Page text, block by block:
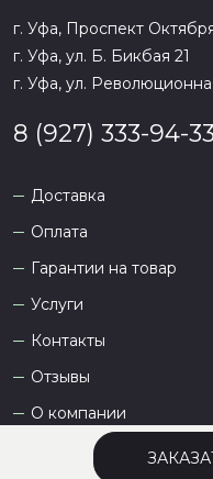
г. Уфа, Проспект Октября
г. Уфа, ул. Б. Бикбая 21
г. Уфа, ул.
8 (927) 333-94-33
Доставка
Оплата
Гарантии на товар
Услуги
Контакты
Отзывы
О компании